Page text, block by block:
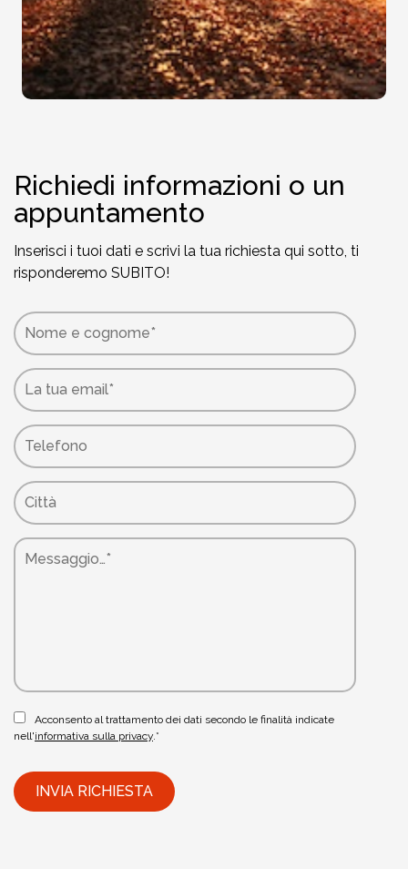
Richiedi informazioni o un
appuntamento
Inserisci i tuoi dati e scrivi la tua richiesta qui sotto, ti
risponderemo SUBITO!
Acconsento al trattamento dei dati secondo le finalità indicate
nell'informativa sulla privacy.*